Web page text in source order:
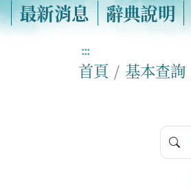
最新消息 辭典說明
:::
首頁 基本查詢